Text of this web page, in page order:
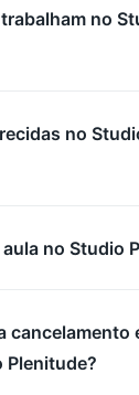
no
no
no Studio
cancelamento
Plenitude?